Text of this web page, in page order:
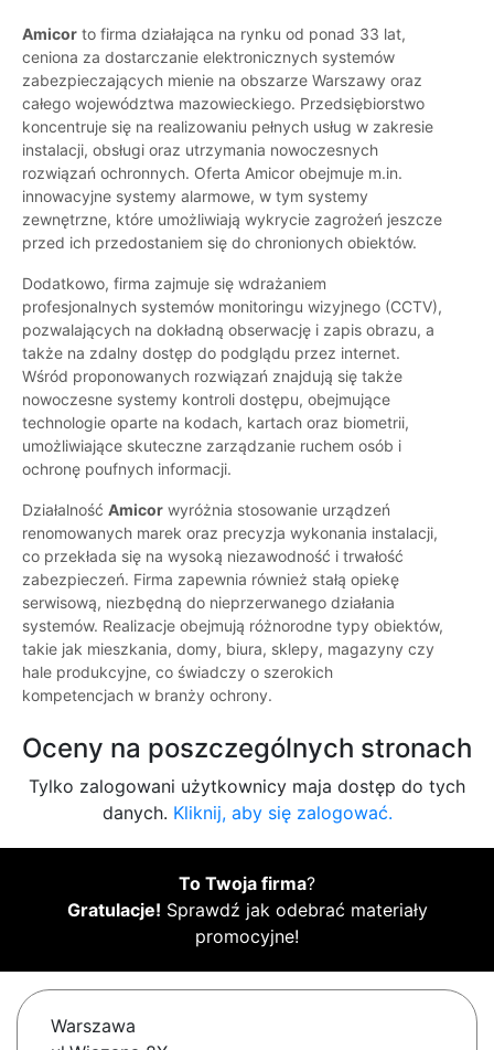
Amicor to firma działająca na rynku od ponad 33 lat,
ceniona za dostarczanie elektronicznych systemów
zabezpieczających mienie na obszarze Warszawy oraz
całego województwa mazowieckiego. Przedsiębiorstwo
koncentruje się na realizowaniu pełnych usług w zakresie
instalacji, obsługi oraz utrzymania nowoczesnych
rozwiązań ochronnych. Oferta Amicor obejmuje m.in.
innowacyjne systemy alarmowe, w tym systemy
zewnętrzne, które umożliwiają wykrycie zagrożeń jeszcze
przed ich przedostaniem się do chronionych obiektów.
Dodatkowo, firma zajmuje się wdrażaniem
profesjonalnych systemów monitoringu wizyjnego (CCTV),
pozwalających na dokładną obserwację i zapis obrazu, a
także na zdalny dostęp do podglądu przez internet.
Wśród proponowanych rozwiązań znajdują się także
nowoczesne systemy kontroli dostępu, obejmujące
technologie oparte na kodach, kartach oraz biometrii,
umożliwiające skuteczne zarządzanie ruchem osób i
ochronę poufnych informacji.
Działalność Amicor wyróżnia stosowanie urządzeń
renomowanych marek oraz precyzja wykonania instalacji,
co przekłada się na wysoką niezawodność i trwałość
zabezpieczeń. Firma zapewnia również stałą opiekę
serwisową, niezbędną do nieprzerwanego działania
systemów. Realizacje obejmują różnorodne typy obiektów,
takie jak mieszkania, domy, biura, sklepy, magazyny czy
hale produkcyjne, co świadczy o szerokich
kompetencjach w branży ochrony.
Oceny na poszczególnych stronach
Tylko zalogowani użytkownicy maja dostęp do tych
danych. Kliknij, aby się zalogować.
To Twoja firma?
Gratulacje! Sprawdź jak odebrać materiały
promocyjne!
Warszawa